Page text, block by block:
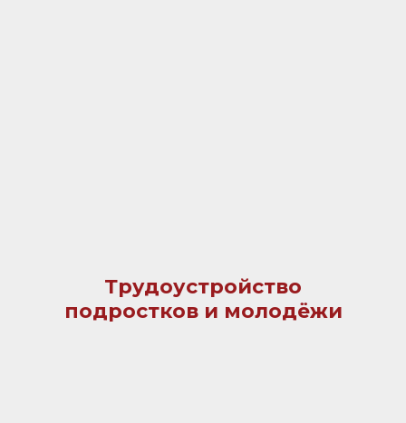
Трудоустройство
подростков и молодёжи